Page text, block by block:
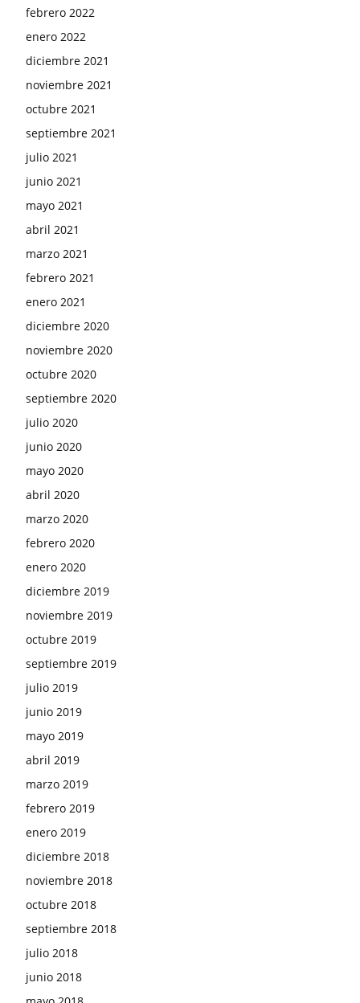
febrero 2022
enero 2022
diciembre 2021
noviembre 2021
octubre 2021
septiembre 2021
julio 2021
junio 2021
mayo 2021
abril 2021
marzo 2021
febrero 2021
enero 2021
diciembre 2020
noviembre 2020
octubre 2020
septiembre 2020
julio 2020
junio 2020
mayo 2020
abril 2020
marzo 2020
febrero 2020
enero 2020
diciembre 2019
noviembre 2019
octubre 2019
septiembre 2019
julio 2019
junio 2019
mayo 2019
abril 2019
marzo 2019
febrero 2019
enero 2019
diciembre 2018
noviembre 2018
octubre 2018
septiembre 2018
julio 2018
junio 2018